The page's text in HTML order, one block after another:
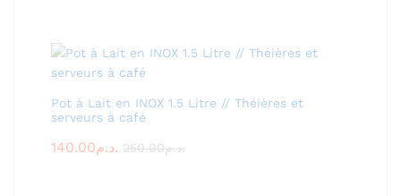
Pot à Lait en INOX 1.5 Litre // Théières et
serveurs à café
140.00 د.م. 250.00 د.م.